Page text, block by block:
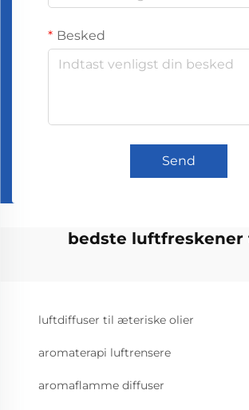
Besked
Send
bedste luftfreskener
luftdiffuser til æteriske olier
aromaterapi luftrensere
aromaflamme diffuser